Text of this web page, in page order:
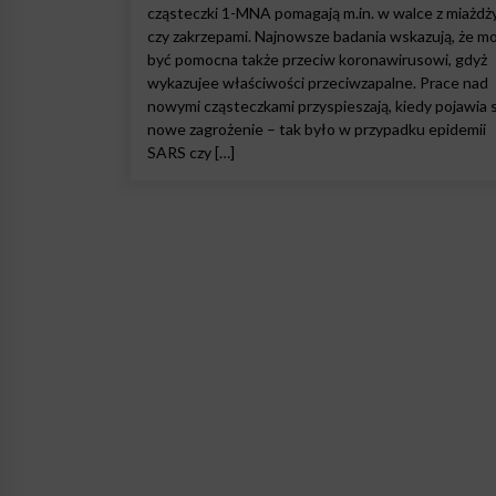
cząsteczki 1-MNA pomagają m.in. w walce z
czy zakrzepami. Najnowsze badania wskazują, że
być pomocna także przeciw koronawirusowi, gdyż
wykazujee właściwości przeciwzapalne. Prace nad
nowymi cząsteczkami przyspieszają, kiedy pojawia
nowe zagrożenie – tak było w przypadku epidemii
SARS czy […]